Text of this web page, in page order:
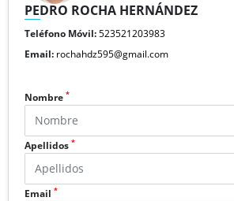
PEDRO ROCHA HERNÁNDEZ
Teléfono Móvil:523521203983
Email: rochahdz595@gmail.com
Nombre *
Apellidos *
Email *